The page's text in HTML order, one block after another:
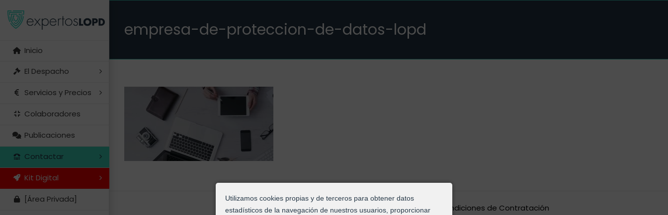
Utilizamos cookies propias y de terceros para obtener datos
estadísticos de la navegación de nuestros usuarios, proporcionar
Inicio
El Despacho
Servicios y Precios
Colaboradores
Publicaciones
Contactar
Kit Digital
[Área Privada]
empresa-de-proteccion-de-datos-lopd
Aviso Legal|Política de Privacidad|Política de Cookies
Condiciones de Contratación